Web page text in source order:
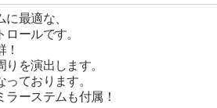
最適な、
ールです。
を演出します。
ております。
ーステムも付属！